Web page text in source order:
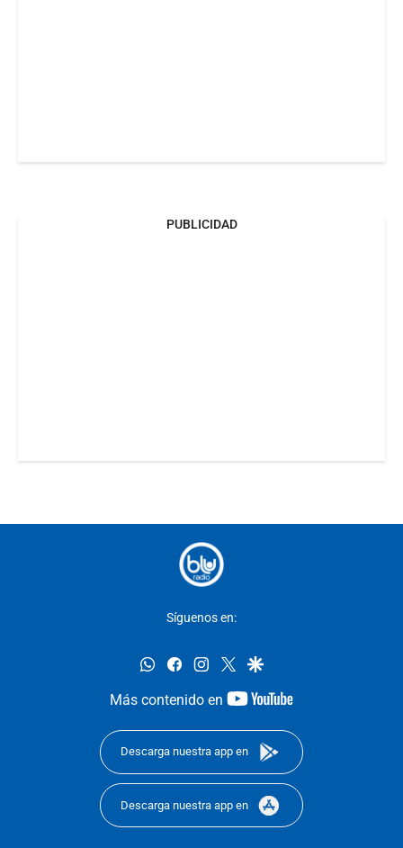
PUBLICIDAD
Síguenos en:
whatsappfacebookinstagram
twittergoogle
Más contenido en
youtube-
Descarga nuestra app en
Descarga nuestra app en